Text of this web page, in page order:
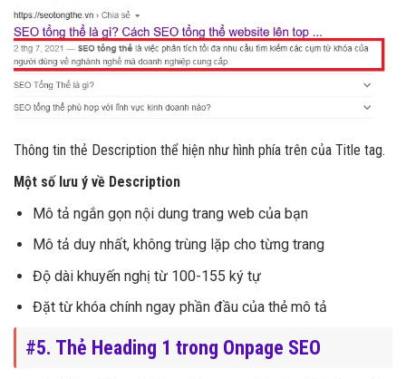
Thông tin thẻ Description thể hiện như hình phía trên của Title tag.
Một số lưu ý về Description
Mô tả ngắn gọn nội dung trang web của bạn
Mô tả duy nhất, không trùng lặp cho từng trang
Độ dài khuyến nghị từ 100-155 ký tự
Đặt từ khóa chính ngay phần đầu của thẻ mô tả
#5. Thẻ Heading 1 trong Onpage SEO